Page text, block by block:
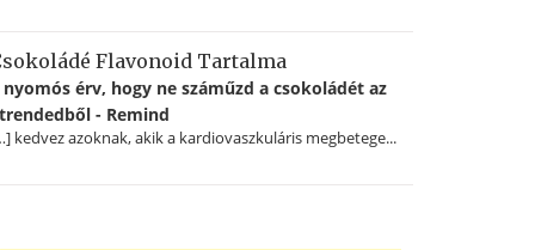
Flavonoid Tartalma
nyomós érv, hogy ne száműzd a csokoládét az
- Remind
kedvez azoknak, akik a kardiovaszkuláris megbetege...